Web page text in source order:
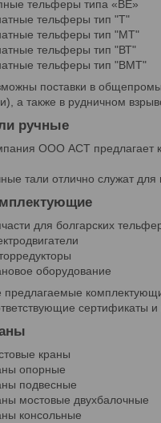
тельферы типа «ВE»
тельферы тип "Т"
тельферы тип "МТ"
тельферы тип "ВТ"
тельферы тип "ВМТ"
поставки в
а также в рудничном
ручные
ООО АСТ предлагает
тали отлично служат
для болгарских
оборудование
предлагаемые
сертификаты
краны
опорные
подвесные
мостовые двухбалочные
консольные